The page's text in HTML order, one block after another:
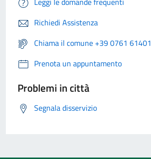
Richiedi Assistenza
Chiama il comune +39 0761 61401
Prenota un appuntamento
Problemi in città
Segnala disservizio